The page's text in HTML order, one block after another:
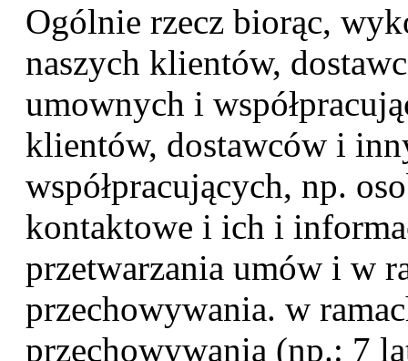
Ogólnie rzecz biorąc,
naszych klientów,
umownych i
klientów, dostawców i
współpracujących, np.
kontaktowe i ich i
przetwarzania umów i w
przechowywania. w
przechowywania (np.: 7